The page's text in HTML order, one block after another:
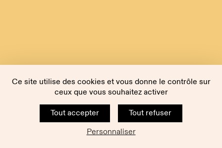
Ce site utilise des cookies et vous donne le contrôle sur
ceux que vous souhaitez activer
Tout accepter
Tout refuser
Personnaliser